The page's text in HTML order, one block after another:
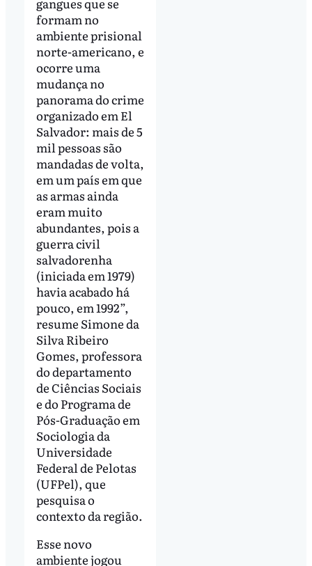
formam no
ambiente prisional
norte-americano, e
ocorre uma
mudança no
panorama do crime
organizado em El
Salvador: mais de 5
mil pessoas são
mandadas de volta,
em um país em que
as armas ainda
eram muito
abundantes, pois a
guerra civil
salvadorenha
(iniciada em 1979)
havia acabado há
pouco, em 1992”,
resume Simone da
Silva Ribeiro
Gomes, professora
do departamento
de Ciências Sociais
e do Programa de
Pós-Graduação em
Sociologia da
Universidade
Federal de Pelotas
(UFPel), que
pesquisa o
contexto da região.
Esse novo
ambiente jogou